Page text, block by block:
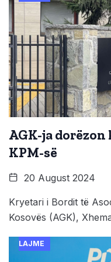
AGK-ja
KPM-së
20 August 2024
Kryetari i Bordit të
Kosovës (AGK),
LAJME